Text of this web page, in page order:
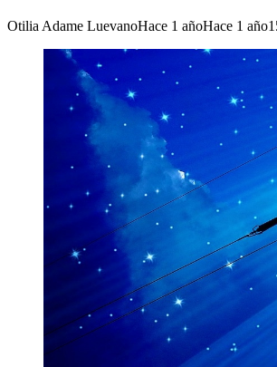
Otilia Adame LuevanoHace 1 añoHace 1 año